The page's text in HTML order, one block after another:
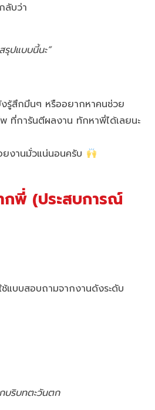
ลับว่า
รุปแบบนี้นะ”
รู้สึกมึนๆ หรืออยากหาคนช่วย
ที่การันตีผลงาน ทักหาพี่ได้เลยนะ
ยงานมั่วแน่นอนครับ
กพี่ (ประสบการณ์
แบบสอบถามจากงานดังระดับ
บริบทตะวันตก